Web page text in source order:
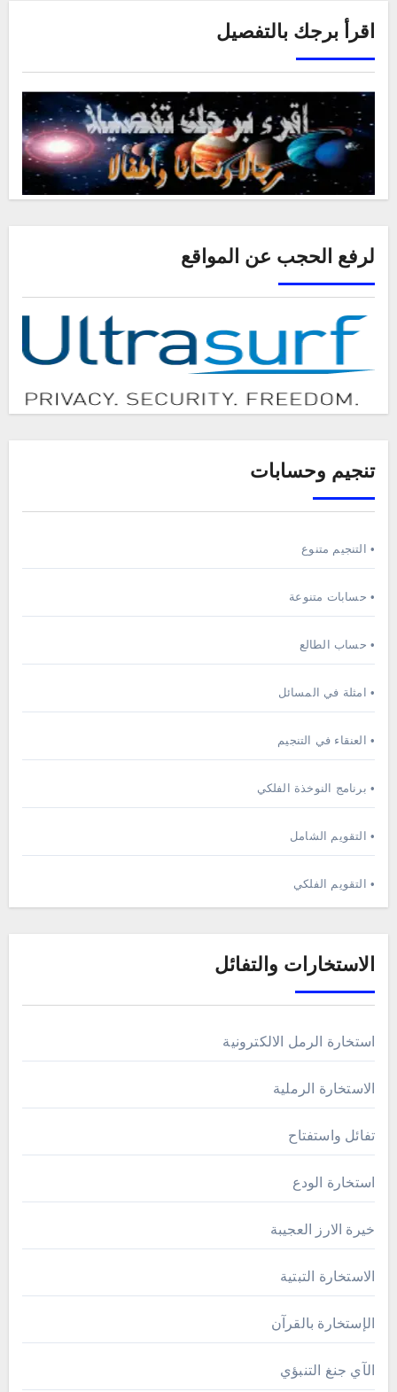
اقرأ برجك بالتفصيل
لرفع الحجب عن المواقع
تنجيم وحسابات
• التنجيم متنوع
• حسابات متنوعة
• حساب الطالع
• امثلة في المسائل
• العنقاء في التنجيم
• برنامج النوخذة الفلكي
• التقويم الشامل
• التقويم الفلكي
الاستخارات والتفائل
استخارة الرمل الالكترونية
الاستخارة الرملية
تفائل واستفتاح
استخارة الودع
خيرة الارز العجيبة
الاستخارة التبتية
الإستخارة بالقرآن
الآي جنغ التنبؤي